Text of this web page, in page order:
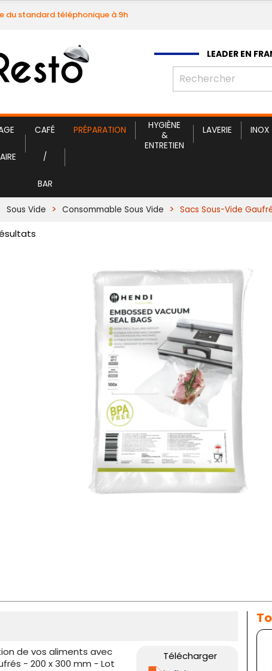
du standard téléphonique à 9h
LEADER EN
CAFÉ
/
BAR
PRÉPARATION
HYGIÈNE
&
ENTRETIEN
LAVERIE INOX
Sous Vide Consommable Sous Vide Sacs Sous-Vide
de vos aliments avec
- 200 x 300 mm - Lot
Télécharger